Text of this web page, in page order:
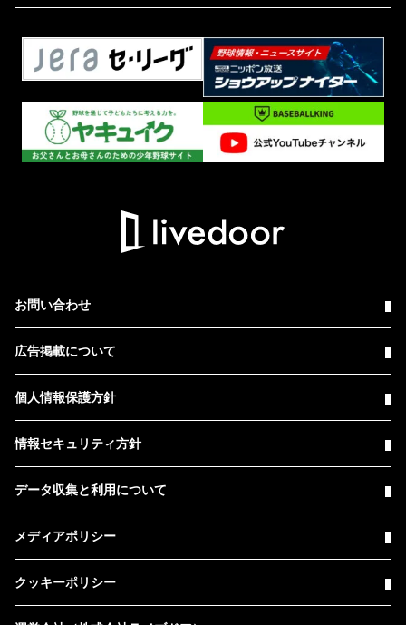
お問い合わせ
広告掲載について
個人情報保護方針
情報セキュリティ方針
データ収集と利用について
メディアポリシー
クッキーポリシー